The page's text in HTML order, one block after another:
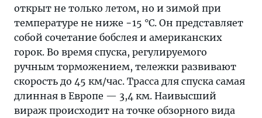
открыт не только летом, но и зимой при
температуре не ниже −15 °C. Он представляет
собой сочетание бобслея и американских
горок. Во время спуска, регулируемого
ручным торможением, тележки развивают
скорость до 45 км/час. Трасса для спуска самая
длинная в Европе — 3,4 км. Наивысший
вираж происходит на точке обзорного вида